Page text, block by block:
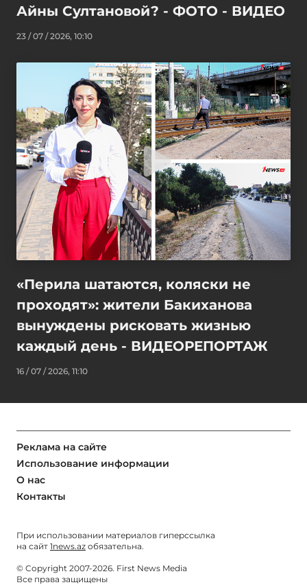
Айны Султановой? - ФОТО - ВИДЕО
23 / 07 / 2026, 10:10
«Перила шатаются, коляски не
проходят»: жители Бакиханова
вынуждены рисковать жизнью
каждый день - ВИДЕОРЕПОРТАЖ
16 / 07 / 2026, 11:10
Реклама на сайте
Использование информации
О нас
Контакты
При использовании материалов гиперссылка
на сайт 1news.az обязательна.
© Copyright 2007-2026. First News Media
Все права защищены